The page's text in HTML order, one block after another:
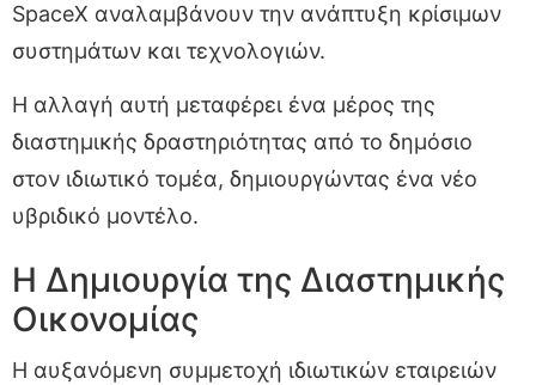
SpaceX αναλαμβάνουν την ανάπτυξη κρίσιμων
συστημάτων και τεχνολογιών.
Η αλλαγή αυτή μεταφέρει ένα μέρος της
διαστημικής δραστηριότητας από το δημόσιο
στον ιδιωτικό τομέα, δημιουργώντας ένα νέο
υβριδικό μοντέλο.
Η Δημιουργία της Διαστημικής
Οικονομίας
Η αυξανόμενη συμμετοχή ιδιωτικών εταιρειών